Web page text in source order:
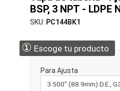
BSP, 3 NPT - LDPE
SKU PC144BK1
① Escoge tu producto
Para Ajusta